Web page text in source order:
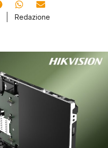
Redazione